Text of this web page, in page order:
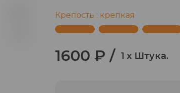
Крепость : крепкая
1600 ₽ / 1 x Штука.